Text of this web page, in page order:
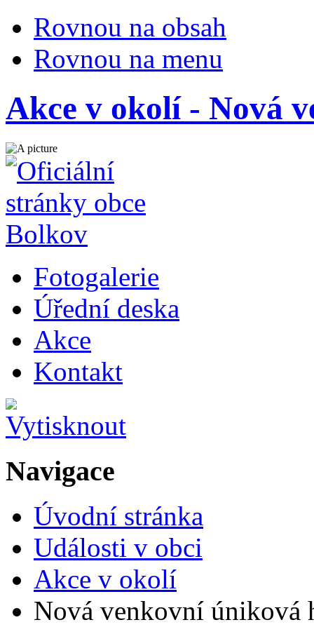
Rovnou na obsah
Rovnou na menu
Akce v okolí - Nová
Fotogalerie
Úřední deska
Akce
Kontakt
Navigace
Úvodní stránka
Události v obci
Akce v okolí
Nová venkovní úniková